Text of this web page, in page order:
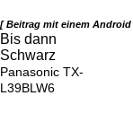
[ Beitrag mit einem
Bis dann
Schwarz
Panasonic TX-
L39BLW6